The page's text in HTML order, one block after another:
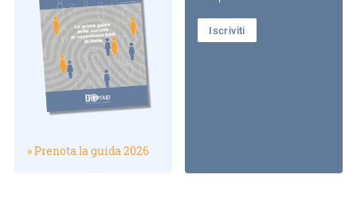
» Prenota la guida 2026
Iscriviti